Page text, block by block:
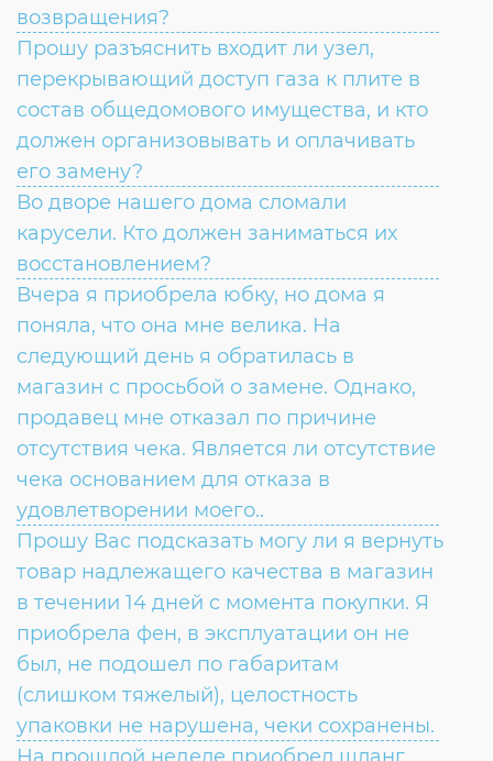
возвращения?
Прошу разъяснить входит ли узел,
перекрывающий доступ газа к плите в
состав общедомового имущества, и кто
должен организовывать и оплачивать
его замену?
Во дворе нашего дома сломали
карусели. Кто должен заниматься их
восстановлением?
Вчера я приобрела юбку, но дома я
поняла, что она мне велика. На
следующий день я обратилась в
магазин с просьбой о замене. Однако,
продавец мне отказал по причине
отсутствия чека. Является ли отсутствие
чека основанием для отказа в
удовлетворении моего..
Прошу Вас подсказать могу ли я вернуть
товар надлежащего качества в магазин
в течении 14 дней с момента покупки. Я
приобрела фен, в эксплуатации он не
был, не подошел по габаритам
(слишком тяжелый), целостность
упаковки не нарушена, чеки сохранены.